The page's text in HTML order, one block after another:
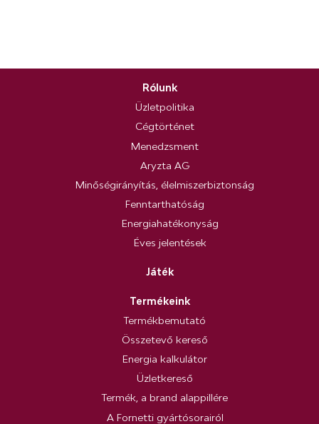
Rólunk
Üzletpolitika
Cégtörténet
Menedzsment
Aryzta AG
Minőségirányítás, élelmiszerbiztonság
Fenntarthatóság
Energiahatékonyság
Éves jelentések
Játék
Termékeink
Termékbemutató
Összetevő kereső
Energia kalkulátor
Üzletkereső
Termék, a brand alappillére
A Fornetti gyártósorairól